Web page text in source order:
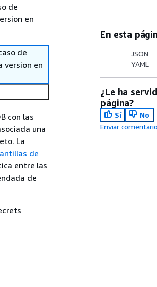
de
en
de
version en
con las
una
La
de
entre las
de
En esta
JSON
YAML
¿Le ha
página?
Sí
No
Enviar